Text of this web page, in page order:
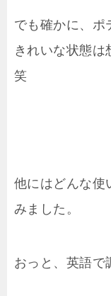
でも確かに、ポ
きれいな状態は
笑
他にはどんな使
みました。
おっと、英語で